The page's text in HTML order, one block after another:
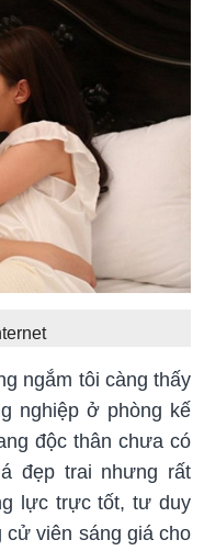
ngắm tôi càng thấy
nghiệp ở phòng kế
độc thân chưa có
đẹp trai nhưng rất
lực trực tốt, tư duy
cử viên sáng giá cho